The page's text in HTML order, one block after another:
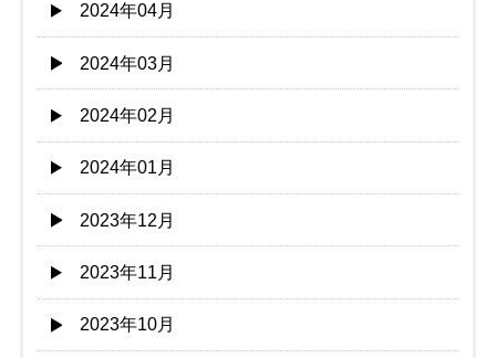
2024年04月
2024年03月
2024年02月
2024年01月
2023年12月
2023年11月
2023年10月